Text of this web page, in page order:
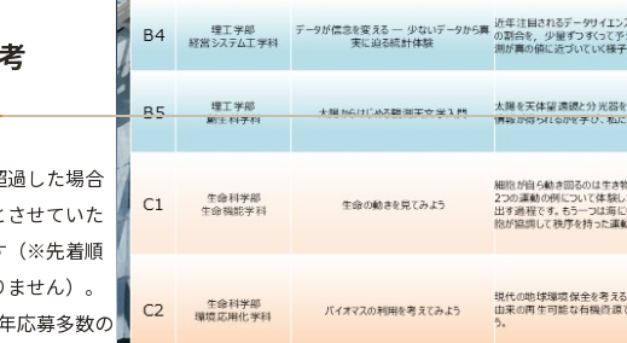
過した場合
させていた
（※先着順
せん）。
応募多数の